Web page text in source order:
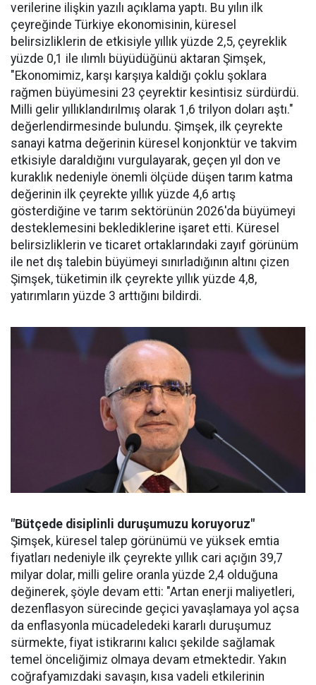
verilerine ilişkin yazılı açıklama yaptı. Bu yılın ilk
çeyreğinde Türkiye ekonomisinin, küresel
belirsizliklerin de etkisiyle yıllık yüzde 2,5, çeyreklik
yüzde 0,1 ile ılımlı büyüdüğünü aktaran Şimşek,
"Ekonomimiz, karşı karşıya kaldığı çoklu şoklara
rağmen büyümesini 23 çeyrektir kesintisiz sürdürdü.
Milli gelir yıllıklandırılmış olarak 1,6 trilyon doları aştı."
değerlendirmesinde bulundu. Şimşek, ilk çeyrekte
sanayi katma değerinin küresel konjonktür ve takvim
etkisiyle daraldığını vurgulayarak, geçen yıl don ve
kuraklık nedeniyle önemli ölçüde düşen tarım katma
değerinin ilk çeyrekte yıllık yüzde 4,6 artış
gösterdiğine ve tarım sektörünün 2026'da büyümeyi
desteklemesini beklediklerine işaret etti. Küresel
belirsizliklerin ve ticaret ortaklarındaki zayıf görünüm
ile net dış talebin büyümeyi sınırladığının altını çizen
Şimşek, tüketimin ilk çeyrekte yıllık yüzde 4,8,
yatırımların yüzde 3 arttığını bildirdi.
"Bütçede disiplinli duruşumuzu koruyoruz"
Şimşek, küresel talep görünümü ve yüksek emtia
fiyatları nedeniyle ilk çeyrekte yıllık cari açığın 39,7
milyar dolar, milli gelire oranla yüzde 2,4 olduğuna
değinerek, şöyle devam etti: "Artan enerji maliyetleri,
dezenflasyon sürecinde geçici yavaşlamaya yol açsa
da enflasyonla mücadeledeki kararlı duruşumuz
sürmekte, fiyat istikrarını kalıcı şekilde sağlamak
temel önceliğimiz olmaya devam etmektedir. Yakın
coğrafyamızdaki savaşın, kısa vadeli etkilerinin